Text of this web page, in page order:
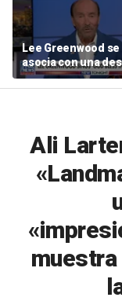
Lee Greenwood se
asocia con una
regentada por
Ali